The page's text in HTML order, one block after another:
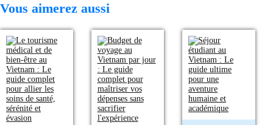
Vous aimerez aussi